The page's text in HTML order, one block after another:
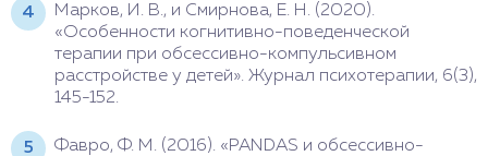
Марков, И. В., и Смирнова, Е. Н. (2020).
«Особенности когнитивно-поведенческой
терапии при обсессивно-компульсивном
расстройстве у детей». Журнал психотерапии, 6(3),
145-152.
Фавро, Ф. М. (2016). «PANDAS и обсессивно-